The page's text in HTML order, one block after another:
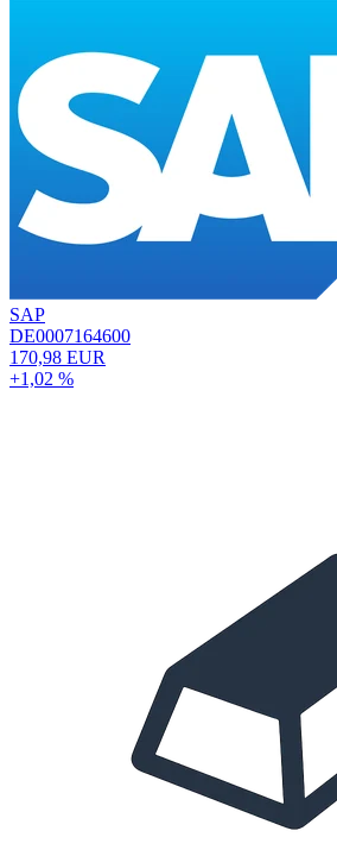
SAP
DE0007164600
170,98 EUR
+1,02 %